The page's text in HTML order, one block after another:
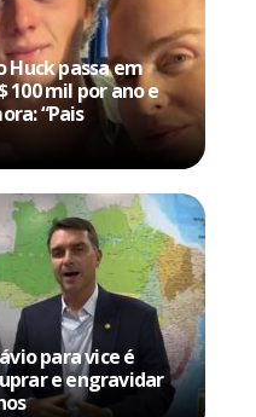
Huck passa em
100 mil por ano e
“Pais
para vice é
e engravidar